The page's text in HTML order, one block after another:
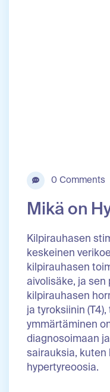
0 Comments
Mikä on
Kilpirauhasen
keskeinen
kilpirauhasen
aivolisäke, ja sen
kilpirauhasen
ja tyroksiinin
ymmärtäminen
diagnosoimaan
sairauksia, kuten
hypertyreoosia.